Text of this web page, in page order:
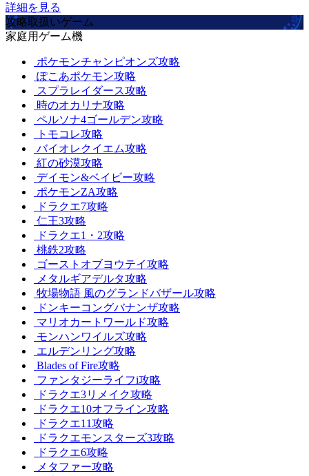
詳細を見る
攻略取扱いゲーム
家庭用ゲーム機
ポケモンチャンピオンズ攻略
ぽこあポケモン攻略
スプラレイダース攻略
時のオカリナ攻略
ペルソナ4ゴールデン攻略
トモコレ攻略
バイオレクイエム攻略
紅の砂漠攻略
デイモン&ベイビー攻略
ポケモンZA攻略
ドラクエ7攻略
仁王3攻略
ドラクエ1・2攻略
桃鉄2攻略
ゴーストオブヨウテイ攻略
メタルギアデルタ攻略
牧場物語 風のグランドバザール攻略
ドンキーコングバナンザ攻略
マリオカートワールド攻略
モンハンワイルズ攻略
エルデンリング攻略
Blades of Fire攻略
ファンタジーライフi攻略
ドラクエ3リメイク攻略
ドラクエ10オフライン攻略
ドラクエ11攻略
ドラクエモンスターズ3攻略
ドラクエ6攻略
メタファー攻略